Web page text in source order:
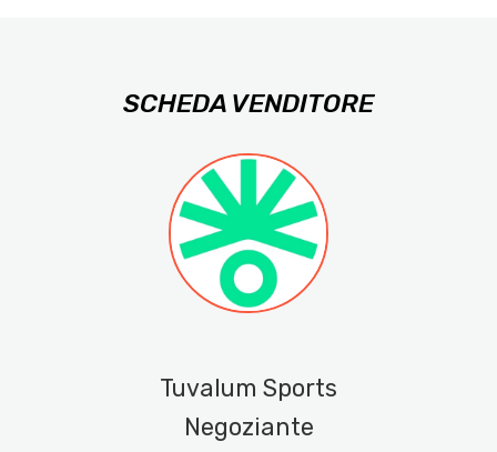
SCHEDA VENDITORE
Tuvalum Sports
Negoziante